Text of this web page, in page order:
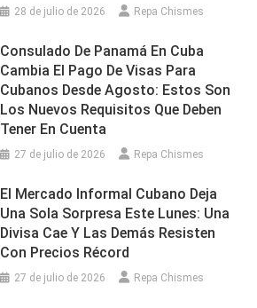
28 de julio de 2026 Repa Chismes
Consulado De Panamá En Cuba
Cambia El Pago De Visas Para
Cubanos Desde Agosto: Estos Son
Los Nuevos Requisitos Que Deben
Tener En Cuenta
27 de julio de 2026 Repa Chismes
El Mercado Informal Cubano Deja
Una Sola Sorpresa Este Lunes: Una
Divisa Cae Y Las Demás Resisten
Con Precios Récord
27 de julio de 2026 Repa Chismes